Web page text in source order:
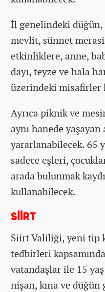
İl genelindeki düğün,
mevlit, sünnet
etkinliklere, anne,
dayı, teyze ve hala
üzerindeki misafirler
Ayrıca piknik ve
aynı hanede
yararlanabilecek. 65
sadece eşleri,
arada bulunmak
kullanabilecek.
SİİRT
Siirt Valiliği, yeni tip
tedbirleri
vatandaşlar ile 15
nişan, kına ve